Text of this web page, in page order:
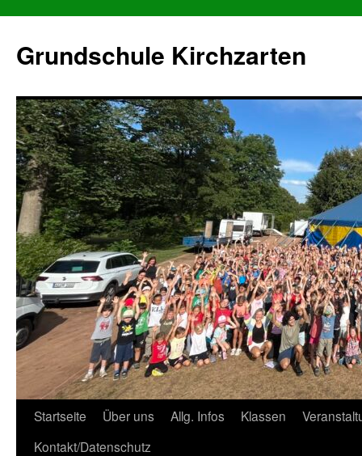
Grundschule Kirchzarten
Zum
Inhalt
Startseite Über uns Allg. Infos Klassen
Kontakt/Datenschutz